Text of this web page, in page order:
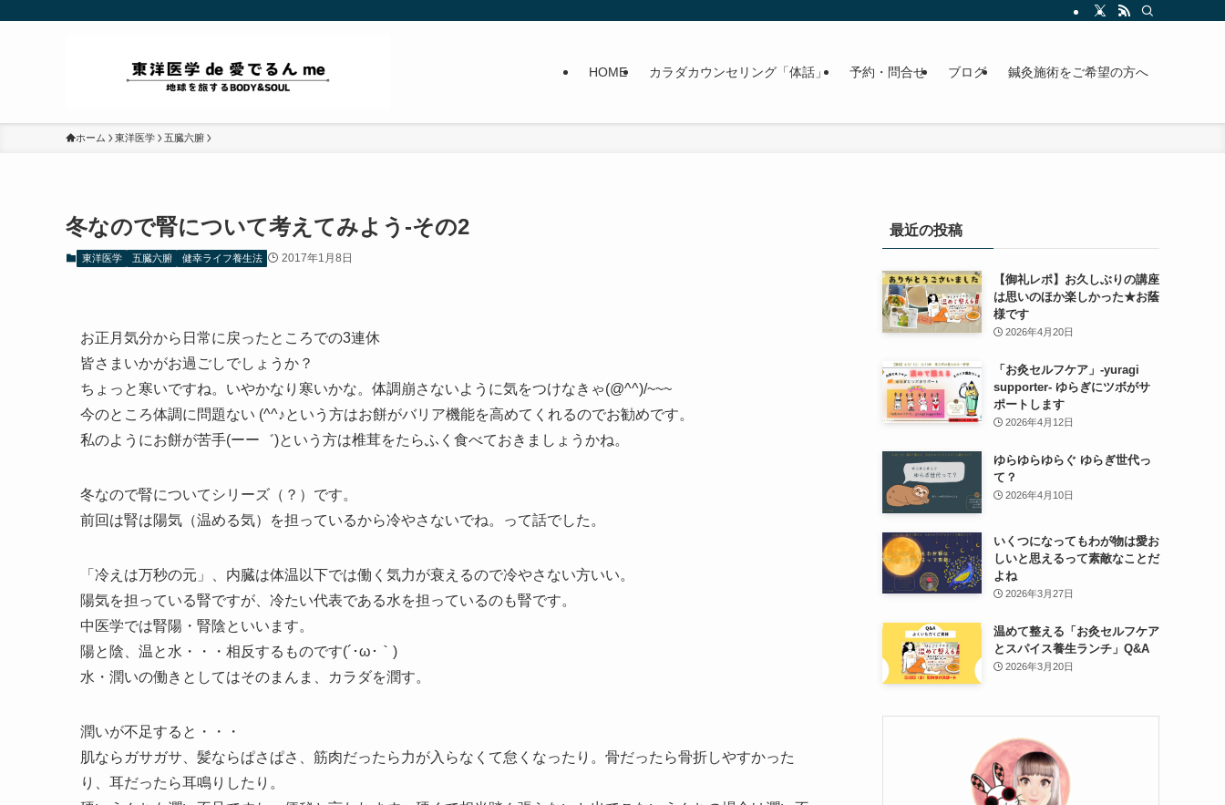
HOME カラダカウンセリング「体話」 予約・問合せ ブログ 鍼灸施術をご希望の方へ
ホーム 東洋医学 五臓六腑
冬なので腎について考えてみよう-その2
東洋医学 五臓六腑 健幸ライフ養生法 2017年1月8日
お正月気分から日常に戻ったところでの3連休
皆さまいかがお過ごしでしょうか？
ちょっと寒いですね。いやかなり寒いかな。体調崩さないように気をつけなきゃ(@^^)/~~~
今のところ体調に問題ない (^^♪という方はお餅がバリア機能を高めてくれるのでお勧めです。
私のようにお餅が苦手(ーー゛)という方は椎茸をたらふく食べておきましょうかね。
冬なので腎についてシリーズ（？）です。
前回は腎は陽気（温める気）を担っているから冷やさないでね。って話でした。
「冷えは万秒の元」、内臓は体温以下では働く気力が衰えるので冷やさない方いい。
陽気を担っている腎ですが、冷たい代表である水を担っているのも腎です。
中医学では腎陽・腎陰といいます。
陽と陰、温と水・・・相反するものです(´･ω･｀)
水・潤いの働きとしてはそのまんま、カラダを潤す。
潤いが不足すると・・・
肌ならガサガサ、髪ならぱさぱさ、筋肉だったら力が入らなくて怠くなったり。骨だったら骨折しやすかった
り、耳だったら耳鳴りしたり。
最近の投稿
【御礼レポ】お久しぶりの講座
は思いのほか楽しかった★お蔭
様です
2026年4月20日
「お灸セルフケア」-yuragi
supporter- ゆらぎにツボがサ
ポートします
2026年4月12日
ゆらゆらゆらぐ ゆらぎ世代っ
て？
2026年4月10日
いくつになってもわが物は愛お
しいと思えるって素敵なことだ
よね
2026年3月27日
温めて整える「お灸セルフケア
とスパイス養生ランチ」Q&A
2026年3月20日